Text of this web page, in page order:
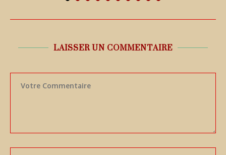
LAISSER UN COMMENTAIRE